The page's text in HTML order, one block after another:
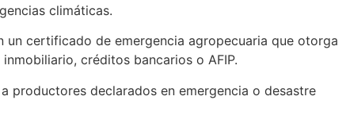
climáticas.
certificado de emergencia agropecuaria que otorga
créditos bancarios o AFIP.
productores declarados en emergencia o desastre